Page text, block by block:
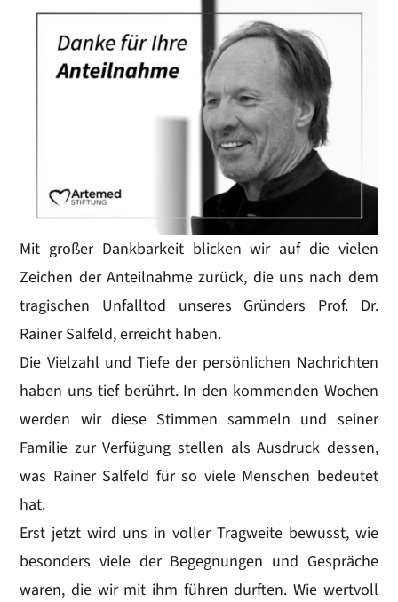
Mit großer Dankbarkeit blicken wir auf die vielen
Zeichen der Anteilnahme zurück, die uns nach dem
tragischen Unfalltod unseres Gründers Prof. Dr.
Rainer Salfeld, erreicht haben.
Die Vielzahl und Tiefe der persönlichen Nachrichten
haben uns tief berührt. In den kommenden Wochen
werden wir diese Stimmen sammeln und seiner
Familie zur Verfügung stellen als Ausdruck dessen,
was Rainer Salfeld für so viele Menschen bedeutet
hat.
Erst jetzt wird uns in voller Tragweite bewusst, wie
besonders viele der Begegnungen und Gespräche
waren, die wir mit ihm führen durften. Wie wertvoll